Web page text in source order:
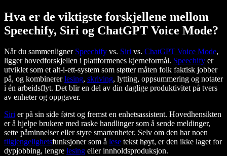
Hva er de viktigste forskjellene mellom
Speechify, Siri og ChatGPT Voice Mode?
Når du sammenligner Speechify vs. Siri vs. ChatGPT Voice Mode,
ligger hovedforskjellen i plattformenes kjerneformål. Speechify er
utviklet som et alt-i-ett-system som støtter måten folk faktisk jobber
på, og kombinererlesing, skriving, lytting, oppsummering og notater
i én arbeidsflyt. Det blir en del av din daglige produktivitet på tvers
av enheter og oppgaver.
Siri er på sin side først og fremst en enhetsassistent. Hovedhensikten
er å hjelpe brukere med raske handlinger som å sende meldinger,
sette påminnelser eller styre smartenheter. Selv om den har noen
tilgjengelighetsfunksjoner som å lese tekst høyt, er den ikke laget for
dypjobbing, lengre lesing eller innholdsproduksjon.